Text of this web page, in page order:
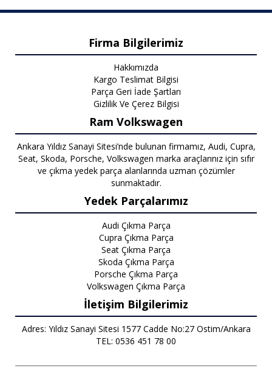
Firma Bilgilerimiz
Hakkımızda
Kargo Teslimat Bilgisi
Parça Geri İade Şartları
Gizlilik Ve Çerez Bilgisi
Ram Volkswagen
Ankara Yıldız Sanayi Sitesi’nde bulunan firmamız, Audi, Cupra,
Seat, Skoda, Porsche, Volkswagen marka araçlarınız için sıfır
ve çıkma yedek parça alanlarında uzman çözümler
sunmaktadır.
Yedek Parçalarımız
Audi Çıkma Parça
Cupra Çıkma Parça
Seat Çıkma Parça
Skoda Çıkma Parça
Porsche Çıkma Parça
Volkswagen Çıkma Parça
İletişim Bilgilerimiz
Adres: Yıldız Sanayi Sitesi 1577 Cadde No:27 Ostim/Ankara
TEL: 0536 451 78 00